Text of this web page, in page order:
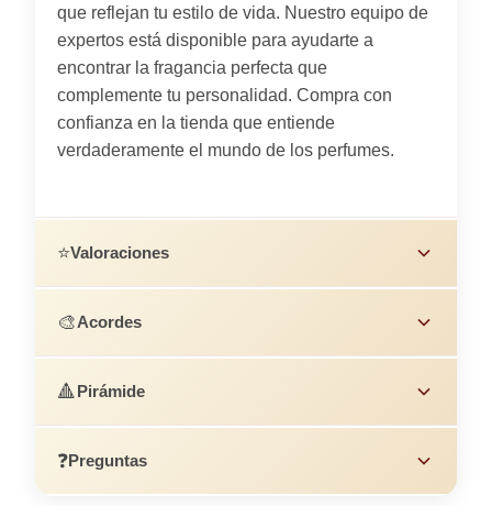
que reflejan tu estilo de vida. Nuestro equipo de
expertos está disponible para ayudarte a
encontrar la fragancia perfecta que
complemente tu personalidad. Compra con
confianza en la tienda que entiende
verdaderamente el mundo de los perfumes.
⭐Valoraciones
🎨Acordes
🔺Pirámide
❓Preguntas